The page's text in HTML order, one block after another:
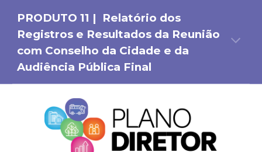
PRODUTO 11 |
Relatório dos
Registros e Resultados da Reunião
com Conselho da Cidade e da
Audiência Pública Final